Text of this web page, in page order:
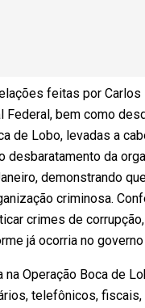
feitas por
Federal, bem como
de Lobo, levadas a
da
demonstrando
criminosa.
crimes de
já ocorria no governo
Operação Boca de
telefônicos,